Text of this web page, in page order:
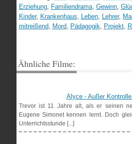
Erziehung, Familiendrama, Gewinn,
Kinder, Krankenhaus Leben, Lehrer,
mitreißend, Mord, Pädagogik Projekt,
Ähnliche Filme:
Alyce - Außer
Trevor ist 11 Jahre alt, als er seinen
Eugene Simonet kennen lernt. Doch
Unterrichtsstunde [...]